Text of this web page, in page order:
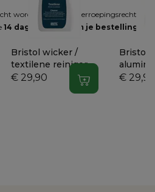
worden, geldt het herroepingsrecht.
14 dagen de tijd om je bestelling
Bristol wicker /
textilene reiniger
In winkelwagen
€ 29,90
Bristol
€ 29,90